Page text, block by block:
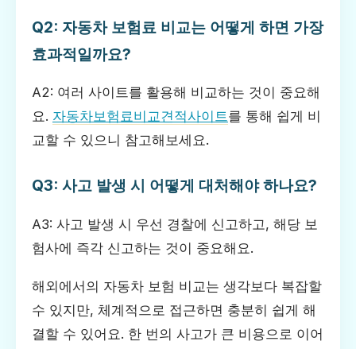
Q2: 자동차 보험료 비교는 어떻게 하면 가장
효과적일까요?
A2: 여러 사이트를 활용해 비교하는 것이 중요해
요. 자동차보험료비교견적사이트를 통해 쉽게 비
교할 수 있으니 참고해보세요.
Q3: 사고 발생 시 어떻게 대처해야 하나요?
A3: 사고 발생 시 우선 경찰에 신고하고, 해당 보
험사에 즉각 신고하는 것이 중요해요.
해외에서의 자동차 보험 비교는 생각보다 복잡할
수 있지만, 체계적으로 접근하면 충분히 쉽게 해
결할 수 있어요. 한 번의 사고가 큰 비용으로 이어